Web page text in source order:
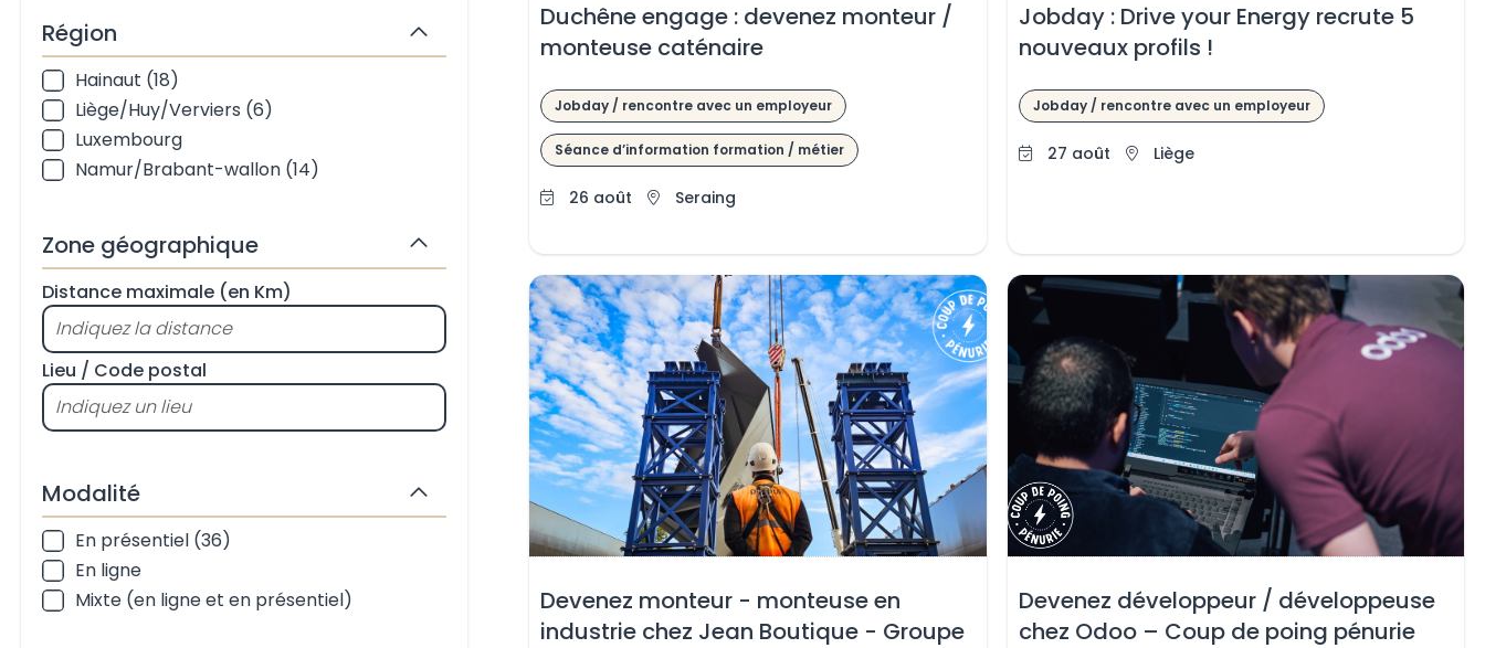
Région
Masquer le contenu
RégionHainaut (18)
Liège/Huy/Verviers (6)
Luxembourg
Namur/Brabant-wallon (14)
Zone géographique
Masquer le contenu
Zone géographique
Distance maximale (en Km)
Lieu / Code postal
Modalité
Masquer le contenu
Modalité
En présentiel (36)
En ligne
Mixte (en ligne et en présentiel)
Duchêne engage : devenez monteur /
monteuse caténaire
Jobday / rencontre avec un employeur
Séance d’information formation / métier
26 août Seraing
Jobday : Drive your Energy recrute 5
nouveaux profils !
Jobday / rencontre avec un employeur
27 août Liège
Devenez monteur - monteuse en
industrie chez Jean Boutique - Groupe
Devenez développeur / développeuse
chez Odoo – Coup de poing pénurie